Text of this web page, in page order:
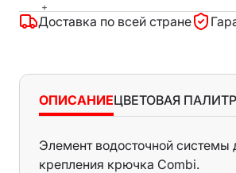
+
Доставка по всей стране
ОПИСАНИЕЦВЕТОВАЯ
Элемент водосточной системы
крепления крючка Combi.
Al-Zn